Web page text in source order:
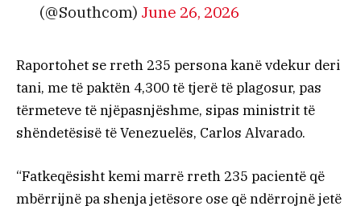
(@Southcom) June 26, 2026
Raportohet se rreth 235 persona kanë vdekur deri
tani, me të paktën 4,300 të tjerë të plagosur, pas
tërmeteve të njëpasnjëshme, sipas ministrit të
shëndetësisë të Venezuelës, Carlos Alvarado.
“Fatkeqësisht kemi marrë rreth 235 pacientë që
mbërrijnë pa shenja jetësore ose që ndërrojnë jetë